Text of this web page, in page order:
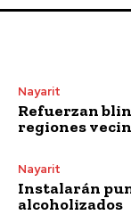
Nayarit
Refuerzan
regiones
Nayarit
Instalarán
alcoholizados